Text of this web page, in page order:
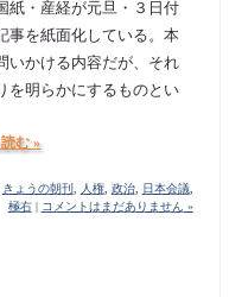
紙・産経が元旦・３日付
事を紙面化している。本
かける内容だが、それ
を明らかにするものとい
む »
きょうの朝刊 , 人権, 政治, 日本会議,
極右| コメントはまだありません »